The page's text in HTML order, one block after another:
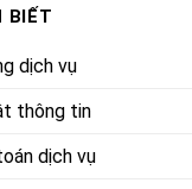
BIẾT
dịch vụ
thông tin
dịch vụ